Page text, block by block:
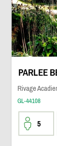
PARLEE
Rivage
GL-44108
5